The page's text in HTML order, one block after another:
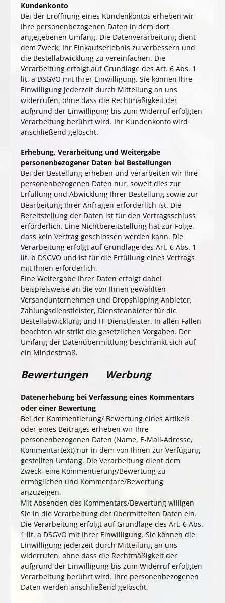
Kundenkonto
Bei der Eröffnung eines Kundenkontos erheben wir
Ihre personenbezogenen Daten in dem dort
angegebenen Umfang. Die Datenverarbeitung dient
dem Zweck, Ihr Einkaufserlebnis zu verbessern und
die Bestellabwicklung zu vereinfachen. Die
Verarbeitung erfolgt auf Grundlage des Art. 6 Abs. 1
lit. a DSGVO mit Ihrer Einwilligung. Sie können Ihre
Einwilligung jederzeit durch Mitteilung an uns
widerrufen, ohne dass die Rechtmäßigkeit der
aufgrund der Einwilligung bis zum Widerruf erfolgten
Verarbeitung berührt wird. Ihr Kundenkonto wird
anschließend gelöscht.
Erhebung, Verarbeitung und Weitergabe
personenbezogener Daten bei Bestellungen
Bei der Bestellung erheben und verarbeiten wir Ihre
personenbezogenen Daten nur, soweit dies zur
Erfüllung und Abwicklung Ihrer Bestellung sowie zur
Bearbeitung Ihrer Anfragen erforderlich ist. Die
Bereitstellung der Daten ist für den Vertragsschluss
erforderlich. Eine Nichtbereitstellung hat zur Folge,
dass kein Vertrag geschlossen werden kann. Die
Verarbeitung erfolgt auf Grundlage des Art. 6 Abs. 1
lit. b DSGVO und ist für die Erfüllung eines Vertrags
mit Ihnen erforderlich.
Eine Weitergabe Ihrer Daten erfolgt dabei
beispielsweise an die von Ihnen gewählten
Versandunternehmen und Dropshipping Anbieter,
Zahlungsdienstleister, Diensteanbieter für die
Bestellabwicklung und IT-Dienstleister. In allen Fällen
beachten wir strikt die gesetzlichen Vorgaben. Der
Umfang der Datenübermittlung beschränkt sich auf
ein Mindestmaß.
Bewertungen Werbung
Datenerhebung bei Verfassung eines Kommentars
oder einer Bewertung
Bei der Kommentierung/ Bewertung eines Artikels
oder eines Beitrages erheben wir Ihre
personenbezogenen Daten (Name, E-Mail-Adresse,
Kommentartext) nur in dem von Ihnen zur Verfügung
gestellten Umfang. Die Verarbeitung dient dem
Zweck, eine Kommentierung/Bewertung zu
ermöglichen und Kommentare/Bewertung
anzuzeigen.
Mit Absenden des Kommentars/Bewertung willigen
Sie in die Verarbeitung der übermittelten Daten ein.
Die Verarbeitung erfolgt auf Grundlage des Art. 6 Abs.
1 lit. a DSGVO mit Ihrer Einwilligung. Sie können die
Einwilligung jederzeit durch Mitteilung an uns
widerrufen, ohne dass die Rechtmäßigkeit der
aufgrund der Einwilligung bis zum Widerruf erfolgten
Verarbeitung berührt wird. Ihre personenbezogenen
Daten werden anschließend gelöscht.